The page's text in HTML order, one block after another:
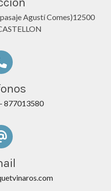
Agustí Comes)12500
877013580